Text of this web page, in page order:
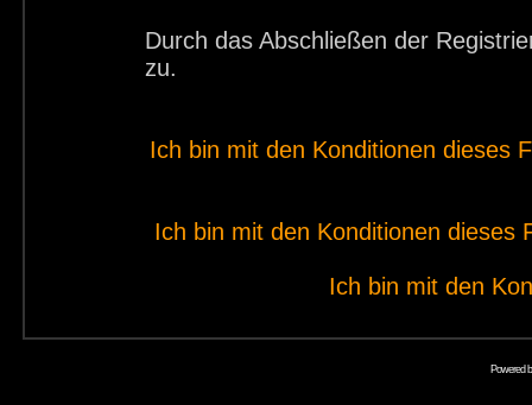
Durch das Abschließen der
zu.
Ich bin mit den Konditionen dieses
Ich bin mit den Konditionen dieses
Ich bin mit den
Powered